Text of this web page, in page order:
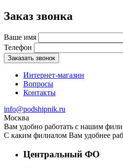
Заказ звонка
Ваше имя
Телефон
Заказать звонок
Интернет-магазин
Вопросы
Контакты
info@podshipnik.ru
Москва
Вам удобно работать с нашим
С каким филиалом Вам удобнее
Центральный ФО